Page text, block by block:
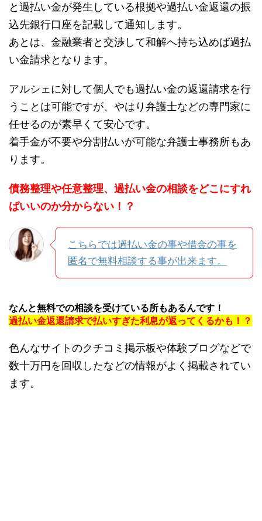
と過払い金が発生している根拠や過払い金返還の振
込先銀行口座を記載して通知します。
あとは、金融業者と交渉して和解へ持ち込めば過払
い金請求となります。
アルシェに対して個人でも過払い金の返還請求を行
うことは可能ですが、やはり弁護士などの専門家に
任せるのが素早くて安心です。
着手金が不要や分割払いが可能な弁護士事務所もあ
ります。
債務整理や任意整理、過払い金の相談をどこにすれ
ばいいのか分からない！？
こちらでは過払い金の事や借金の事を
匿名で無料相談する事が出来ます。
なんと無料での相談を受けている所もあるんです！
過払い金返還請求で払いすぎた利息が返ってくるかも！？
色んなサイトのクチコミ掲示板や体験ブログなどで
数十万円を回収したなどの情報がよく掲載されてい
ます。